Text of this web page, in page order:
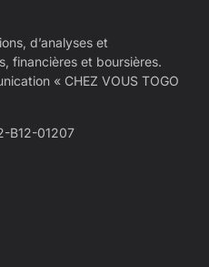
d’analyses et
financières et boursières.
« CHEZ VOUS TOGO
B12-01207